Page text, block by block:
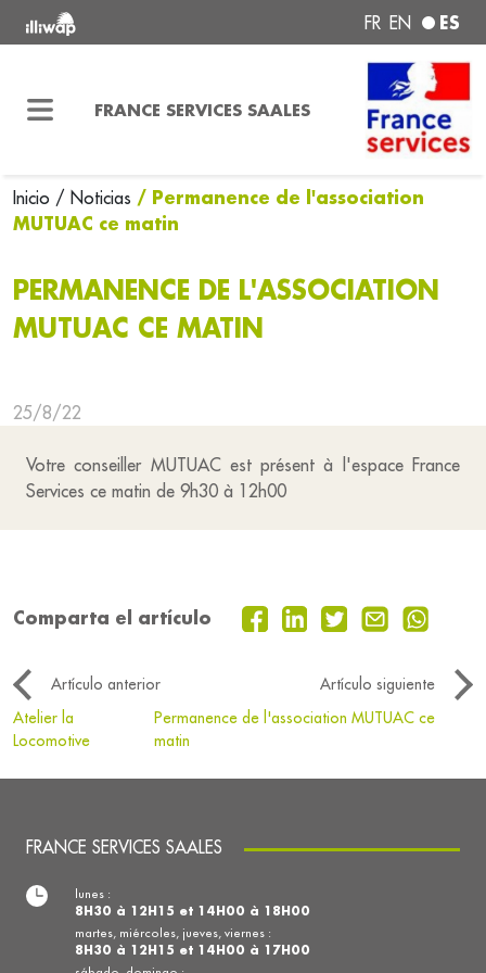
FR EN ES
FRANCE SERVICES SAALES
Inicio / Noticias / Permanence de l'association
MUTUAC ce matin
PERMANENCE DE L'ASSOCIATION
MUTUAC CE MATIN
25/8/22
Votre conseiller MUTUAC est présent à l'espace France
Services ce matin de 9h30 à 12h00
Comparta el artículo
Artículo anterior
Artículo siguiente
Atelier la
Locomotive
Permanence de l'association MUTUAC ce
matin
FRANCE SERVICES SAALES
lunes :
8H30 à 12H15 et 14H00 à 18H00
martes, miércoles, jueves, viernes :
8H30 à 12H15 et 14H00 à 17H00